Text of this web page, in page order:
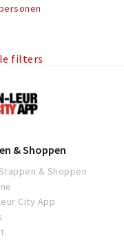
filters
& Shoppen
& Shoppen
City App